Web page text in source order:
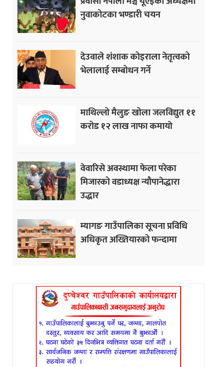
नुवाकोटका भण्डारी चयन
देउवाले शंशाक कोइराला नेतृत्वको
भेलालाई सम्बोधन गर्ने
माथिल्लो मैलुङ खोला जलविद्युत ११
करोड १२ लाख नाफा कमायाे
वेवारिसे अवस्थामा फेला परेका
मिजारको वडाध्यक्ष न्यौपानेद्धारा
उद्धार
म्यागङ गाउँपालिका सूचना प्रविधि
अधिकृत अख्तियारको फन्दामा